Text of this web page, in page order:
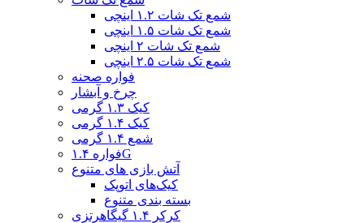
شمع تک شات ۱.۲ اینچی
شمع تک شات ۱.۵ اینچی
شمع تک شات ۲ اینچی
شمع تک شات ۲.۵ اینچی
فواره صحنه
چرخ و آبشار
کیک ۱.۳ گرمی
کیک ۱.۴ گرمی
شمع ۱.۴ گرمی
فواره ۱.۴G
آتش بازی های متنوع
کیک‌های اتوپک
بسته بندی متنوع
کرکر ۱.۴ گیگاهرتزی